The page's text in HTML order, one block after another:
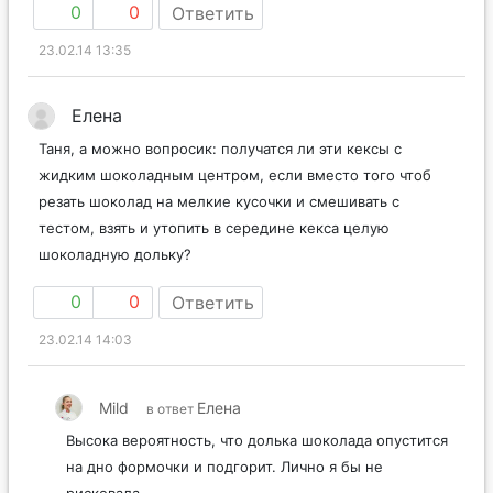
0 0 Ответить
23.02.14 13:35
Елена
Таня, а можно вопросик: получатся ли эти кексы с
жидким шоколадным центром, если вместо того чтоб
резать шоколад на мелкие кусочки и смешивать с
тестом, взять и утопить в середине кекса целую
шоколадную дольку?
0 0 Ответить
23.02.14 14:03
Mild в ответ Елена
Высока вероятность, что долька шоколада опустится
на дно формочки и подгорит. Лично я бы не